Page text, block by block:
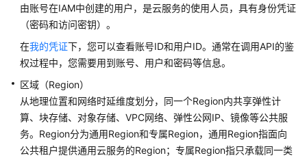
DWR
参
考
LMS
API
参
由账号在IAM中创建的用户，是云服务的使用人员，具有身份凭证
（密码和访问密钥）。
在我的凭证下，您可以查看账号ID和用户ID。通常在调用API的鉴
权过程中，您需要用到账号、用户和密码等信息。
区域（Region）
从地理位置和网络时延维度划分，同一个Region内共享弹性计
算、块存储、对象存储、VPC网络、弹性公网IP、镜像等公共服
务。Region分为通用Region和专属Region，通用Region指面向
公共租户提供通用云服务的Region；专属Region指只承载同一类